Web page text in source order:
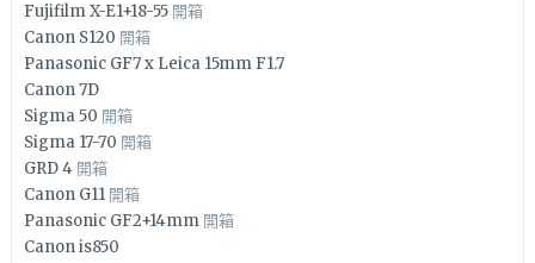
Fujifilm X-E1+18-55 開箱
Canon S120 開箱
Panasonic GF7 x Leica 15mm F1.7
Canon 7D
Sigma 50 開箱
Sigma 17-70 開箱
GRD 4 開箱
Canon G11 開箱
Panasonic GF2+14mm 開箱
Canon is850